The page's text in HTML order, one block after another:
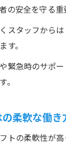
の安全を守る重
スタッフから
す。
緊急時のサポ
。
柔軟な働
トの柔軟性が